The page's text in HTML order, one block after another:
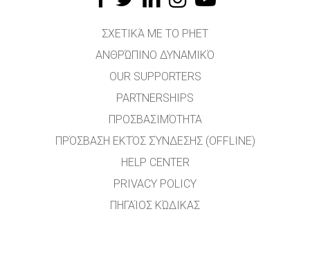
ΣΧΕΤΙΚΆ ΜΕ ΤΟ PHET
ΑΝΘΡΏΠΙΝΟ ΔΥΝΑΜΙΚΌ
OUR SUPPORTERS
PARTNERSHIPS
ΠΡΟΣΒΑΣΙΜΌΤΗΤΑ
ΠΡΌΣΒΑΣΗ ΕΚΤΌΣ ΣΎΝΔΕΣΗΣ (OFFLINE)
HELP CENTER
PRIVACY POLICY
ΠΗΓΑΊΟΣ ΚΏΔΙΚΑΣ